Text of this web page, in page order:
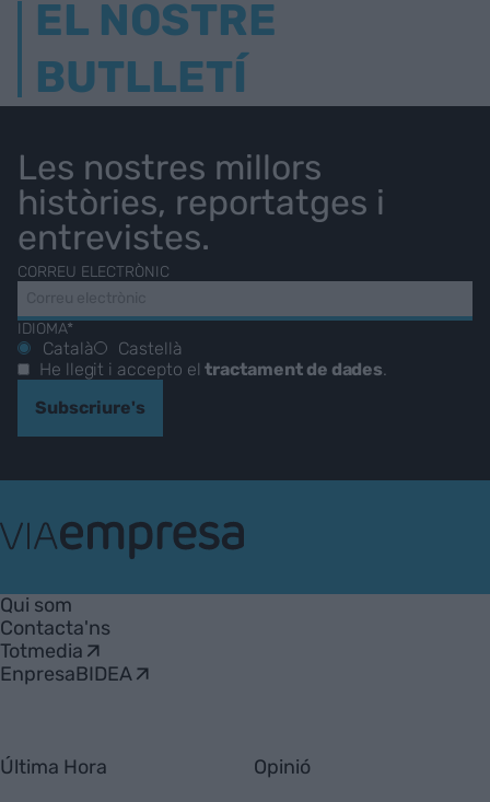
EL NOSTRE
BUTLLETÍ
Les nostres millors
històries, reportatges i
entrevistes.
CORREU ELECTRÒNIC
IDIOMA*
Català
Castellà
He llegit i accepto eltractament de dades.
Subscriure's
Empresa
Qui som
Contacta'ns
Totmedia
EnpresaBIDEA
Última Hora Opinió